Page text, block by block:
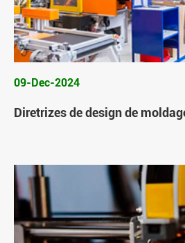
09-Dec-2024
Diretrizes de design de